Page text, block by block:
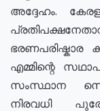
അദ്ദേഹം.
എമ്മിന്റെ
സംസ്ഥാന
നിരവധി